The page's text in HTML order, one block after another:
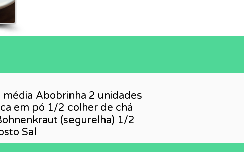
Abobrinha 2 unidades
em pó 1/2 colher de chá
(segurelha) 1/2
Sal